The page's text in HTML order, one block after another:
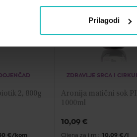
Prilagodi
€/kom
ZDRAVLJE SRCA I
Aronija matični sok
1000ml
10,09 €
Cijena za j.m.:10,09 €/l